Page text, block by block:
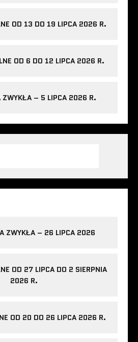
OD 13 DO 19 LIPCA 2026 R.
OD 6 DO 12 LIPCA 2026 R.
ZWYKŁA – 5 LIPCA 2026 R.
ZWYKŁA – 26 LIPCA 2026
OD 27 LIPCA DO 2 SIERPNIA
2026 R.
OD 20 DO 26 LIPCA 2026 R.